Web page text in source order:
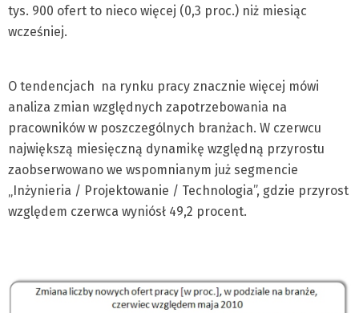
tys. 900 ofert to nieco więcej (0,3 proc.) niż miesiąc
wcześniej.
O tendencjach na rynku pracy znacznie więcej mówi
analiza zmian względnych zapotrzebowania na
pracowników w poszczególnych branżach. W czerwcu
największą miesięczną dynamikę względną przyrostu
zaobserwowano we wspomnianym już segmencie
„Inżynieria / Projektowanie / Technologia”, gdzie przyrost
względem czerwca wyniósł 49,2 procent.